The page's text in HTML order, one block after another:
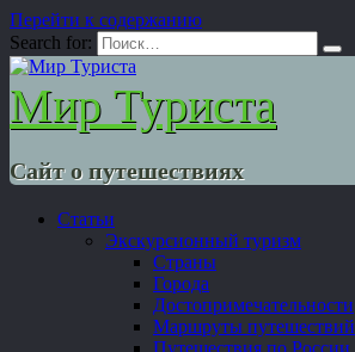
Перейти к содержанию
Search for:
Мир Туриста
Сайт о путешествиях
Статьи
Экскурсионный туризм
Страны
Города
Достопримечательности
Маршруты путешествий
Путешествия по России